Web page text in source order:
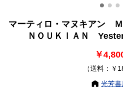
マーティロ・マヌキアン
ＮＯＵＫＩＡＮ
￥
（送料：￥
光芳書